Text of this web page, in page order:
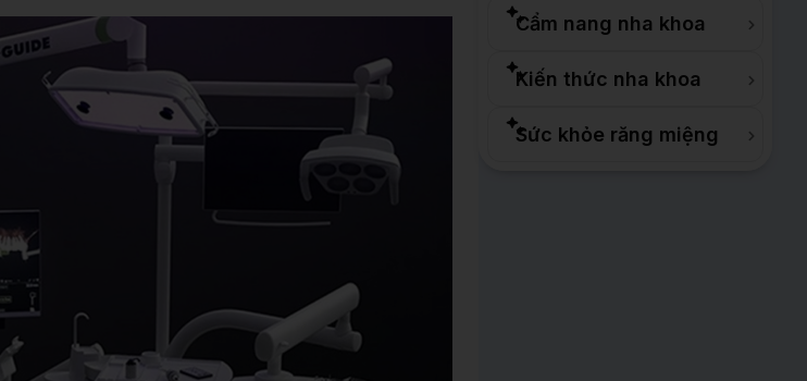
Cẩm nang nha khoa
Kiến thức nha khoa
Sức khỏe răng miệng